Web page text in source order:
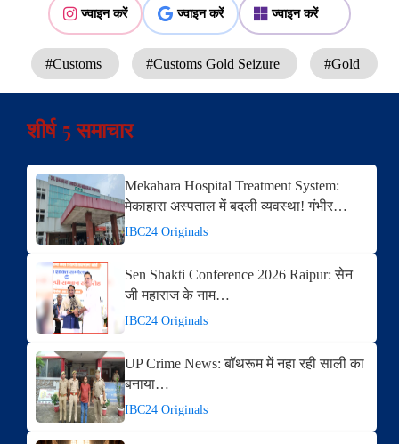
ज्वाइन करें ज्वाइन करें ज्वाइन करें
#Customs #Customs Gold Seizure #Gold
शीर्ष 5 समाचार
Mekahara Hospital Treatment System:
मेकाहारा अस्पताल में बदली व्यवस्था! गंभीर…
IBC24 Originals
Sen Shakti Conference 2026 Raipur: सेन
जी महाराज के नाम…
IBC24 Originals
UP Crime News: बॉथरूम में नहा रही साली का
बनाया…
IBC24 Originals